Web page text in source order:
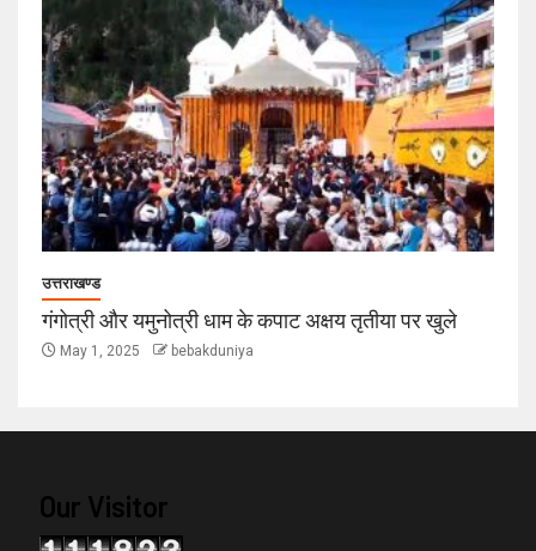
उत्तराखण्ड
गंगोत्री और यमुनोत्री धाम के कपाट अक्षय तृतीया पर खुले
May 1, 2025 bebakduniya
Our Visitor